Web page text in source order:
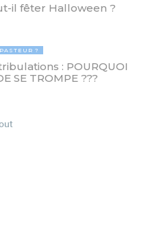
il fêter Halloween ?
?
: POURQUOI
SE TROMPE ???